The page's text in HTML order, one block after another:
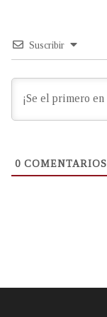
Suscribir
0 COMENTARIOS